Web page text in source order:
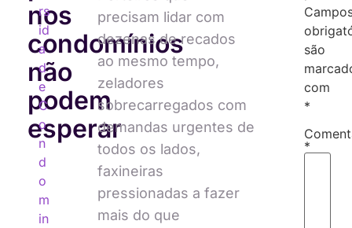
nos
condomínios
não
podem
esperar
rs
id
a
d
e
C
o
n
d
o
m
in
precisam lidar com
dezenas de recados
ao mesmo tempo,
zeladores
sobrecarregados com
demandas urgentes de
todos os lados,
faxineiras
pressionadas a fazer
mais do que
são
com
*
*